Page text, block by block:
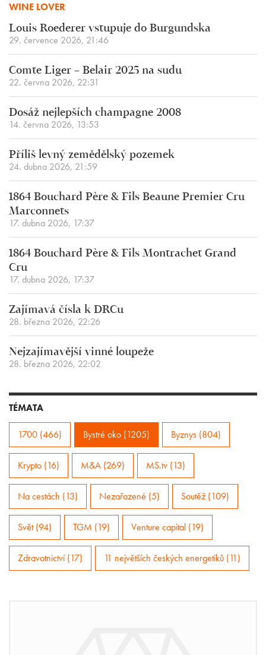
WINE LOVER
Louis Roederer vstupuje do Burgundska
29. července 2026, 21:46
Comte Liger – Belair 2025 na sudu
22. června 2026, 22:31
Dosáž nejlepších champagne 2008
14. června 2026, 13:53
Příliš levný zemědělský pozemek
24. dubna 2026, 21:59
1864 Bouchard Père & Fils Beaune Premier Cru
Marconnets
17. dubna 2026, 17:37
1864 Bouchard Père & Fils Montrachet Grand
Cru
17. dubna 2026, 17:37
Zajímavá čísla k DRCu
28. března 2026, 22:26
Nejzajímavější vinné loupeže
28. března 2026, 22:02
TÉMATA
1700 (466) Bystré oko (1205) Byznys (804)
Krypto (16) M&A (269) MS.tv (13)
Na cestách (13) Nezařazené (5) Soutěž (109)
Svět (94) TGM (19) Venture capital (19)
Zdravotnictví (17) 11 největších českých energetiků (11)